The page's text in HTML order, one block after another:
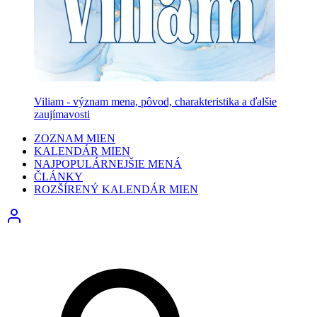
Viliam - význam mena, pôvod, charakteristika a ďalšie
zaujímavosti
ZOZNAM MIEN
KALENDÁR MIEN
NAJPOPULÁRNEJŠIE MENÁ
ČLÁNKY
ROZŠÍRENÝ KALENDÁR MIEN